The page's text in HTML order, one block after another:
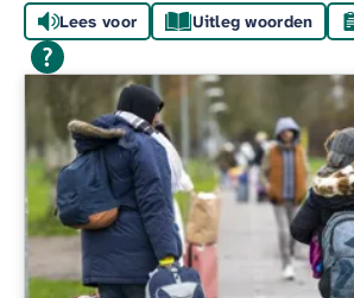
Lees voor Uitleg woorden